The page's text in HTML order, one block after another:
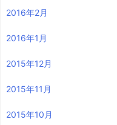
2016年2月
2016年1月
2015年12月
2015年11月
2015年10月